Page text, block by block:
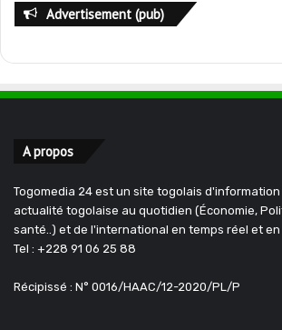
Advertisement (pub)
A propos
Togomedia 24 est un site togolais
actualité togolaise au quotidien (Économie,
santé..) et de l'international en temps réel et
Tel : +228 91 06 25 88
Récipissé : N° 0016/HAAC/12-2020/PL/P